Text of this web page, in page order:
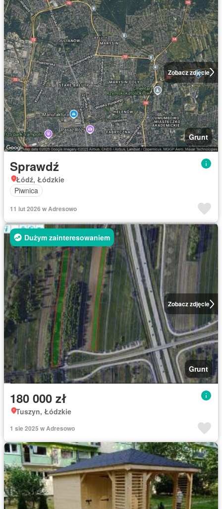
Zobacz zdjęcie
Grunt
Sprawdź
Łódź, Łódzkie
Piwnica
11 lut 2026 w Adresowo
Zobacz zdjęcie
Dużym zainteresowaniem
Grunt
180 000 zł
Tuszyn, Łódzkie
1 sie 2025 w Adresowo